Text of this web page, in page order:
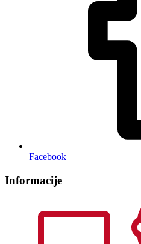
Facebook
Informacije